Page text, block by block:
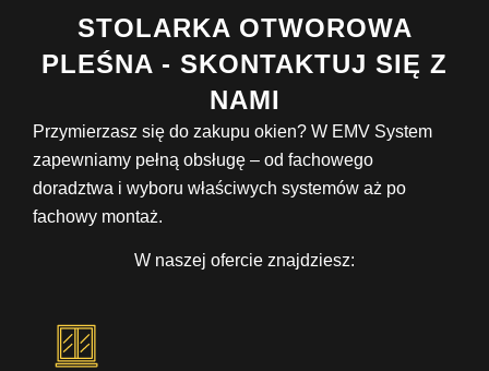
STOLARKA OTWOROWA
PLEŚNA - SKONTAKTUJ SIĘ Z
NAMI
Przymierzasz się do zakupu okien? W EMV System
zapewniamy pełną obsługę – od fachowego
doradztwa i wyboru właściwych systemów aż po
fachowy montaż.
W naszej ofercie znajdziesz: